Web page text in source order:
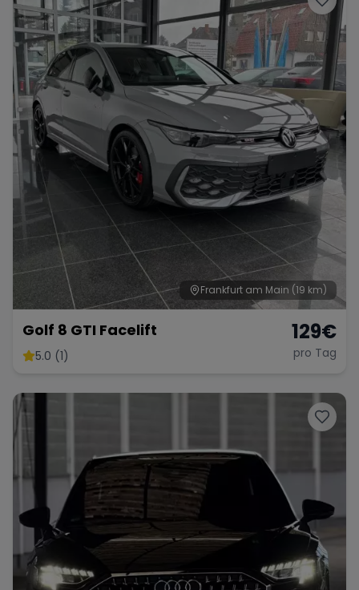
Frankfurt am Main (19 km)
Golf 8 GTI Facelift
5.0 (1)
129€
pro Tag